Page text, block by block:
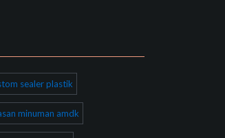
sealer plastik
minuman amdk